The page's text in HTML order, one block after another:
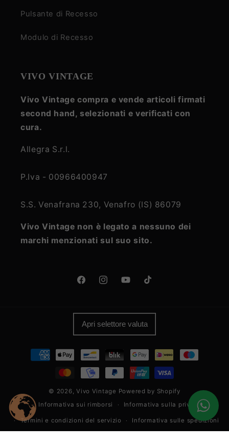
Pulsante di Recesso
Modulo di Recesso
VIVO VINTAGE
Vivo Vintage compra e vende articoli firmati
second hand, selezionati e verificati con
cura.
Allegra S.r.l.
P.Iva - 00966400947
S.S. Venafrana 230, Venafro (IS) 86079
Vivo Vintage non è legato a nessuno dei
marchi menzionati sul suo sito.
FacebookInstagramYouTubeTikTok
Apri selettore valuta
Metodi
pagamento
© 2026,Vivo Vintage Powered by Shopify
Informativa sui rimborsi
Informativa sulla privacy
Termini e condizioni del servizio Informativa sulle spedizioni